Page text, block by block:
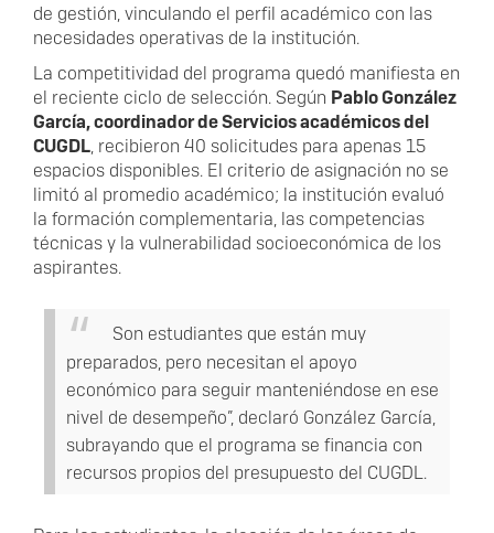
de gestión, vinculando el perfil académico con las
necesidades operativas de la institución.
La competitividad del programa quedó manifiesta en
el reciente ciclo de selección. Según Pablo González
García, coordinador de Servicios académicos del
CUGDL, recibieron 40 solicitudes para apenas 15
espacios disponibles. El criterio de asignación no se
limitó al promedio académico; la institución evaluó
la formación complementaria, las competencias
técnicas y la vulnerabilidad socioeconómica de los
aspirantes.
Son estudiantes que están muy
preparados, pero necesitan el apoyo
económico para seguir manteniéndose en ese
nivel de desempeño”, declaró González García,
subrayando que el programa se financia con
recursos propios del presupuesto del CUGDL.